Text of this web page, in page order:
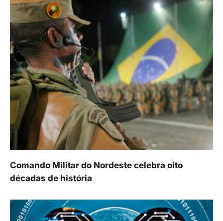
Comando Militar do Nordeste celebra oito
décadas de história